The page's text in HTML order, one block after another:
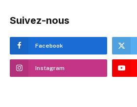
Suivez-nous
Facebook
Instagram